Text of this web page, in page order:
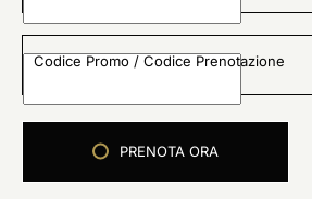
Codice Promo / Codice Prenotazione
PRENOTA ORA